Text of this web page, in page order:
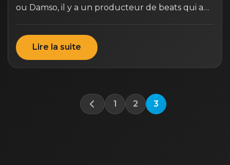
ou Damso, il y a un producteur de beats qui a…
Lire la suite
1 2 3